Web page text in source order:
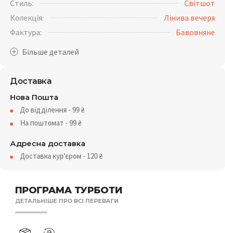
ПРОГРАМА ТУРБОТИ
ДЕТАЛЬНІШЕ ПРО ВСІ ПЕРЕВАГИ
Стиль:
Світшот
Колекція:
Лінива вечеря
Фактура:
Бавовняне
Доставка
Нова Пошта
До відділення - 99₴
На поштомат - 99₴
Адресна доставка
Доставка кур'єром - 120₴